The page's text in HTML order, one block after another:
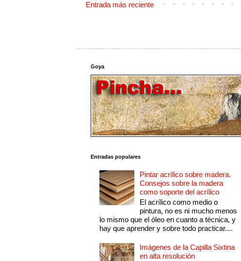
Entrada más reciente
Goya
Entradas populares
Pintar acrílico sobre madera.
Consejos sobre la madera
como soporte del acrílico
El acrílico como medio o
pintura, no es ni mucho menos
lo mismo que el óleo en cuanto a técnica, y
hay que aprender y sobre todo practicar....
Imágenes de la Capilla Sixtina
en alta resolución